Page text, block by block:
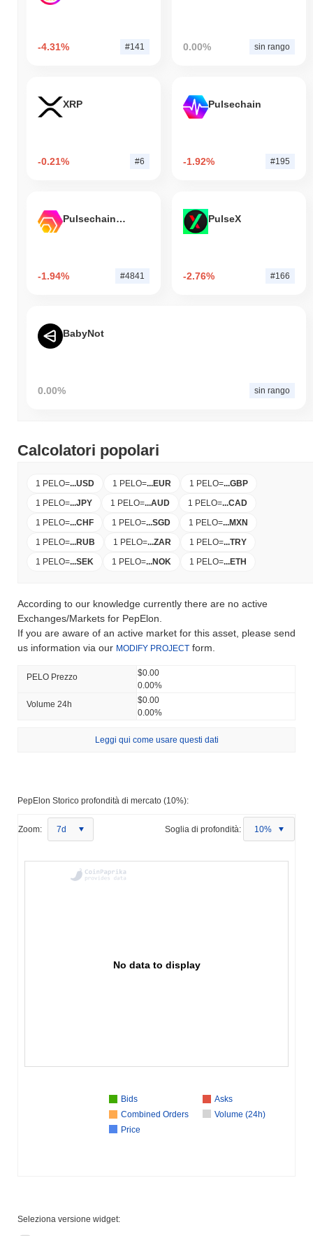
-4.31% #141 0.00% sin rango
XRP
-0.21% #6
Pulsechain
-1.92% #195
Pulsechain Bridged HEX (Pulsechain)
-1.94% #4841
PulseX
-2.76% #166
BabyNot
0.00% sin rango
Calcolatori popolari
1 PELO=...USD 1 PELO=...EUR 1 PELO=...GBP
1 PELO=...JPY 1 PELO=...AUD 1 PELO=...CAD
1 PELO=...CHF 1 PELO=...SGD 1 PELO=...MXN
1 PELO=...RUB 1 PELO=...ZAR 1 PELO=...TRY
1 PELO=...SEK 1 PELO=...NOK 1 PELO=...ETH
According to our knowledge currently there are no active
Exchanges/Markets for PepElon.
If you are aware of an active market for this asset, please send
us information via our MODIFY PROJECT form.
PELO Prezzo
$0.00
0.00%
Volume 24h
$0.00
0.00%
Leggi qui come usare questi dati
PepElon Storico profondità di mercato (10%):
Zoom: 7d Soglia di profondità: 10%
No data to display
Bids
Asks
Combined Orders
Volume (24h)
Price
Seleziona versione widget: